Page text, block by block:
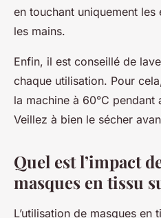
en touchant uniquement
les mains.
Enfin, il est conseillé de
chaque utilisation. Pour
la machine à 60°C pendant
Veillez à bien le sécher
Quel est l’impact
masques en tissu
L’utilisation de masques en